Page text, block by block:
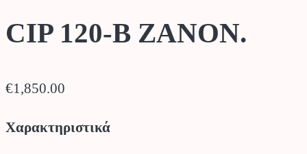
CIP 120-B ZANON.
€1,850.00
Χαρακτηριστικά